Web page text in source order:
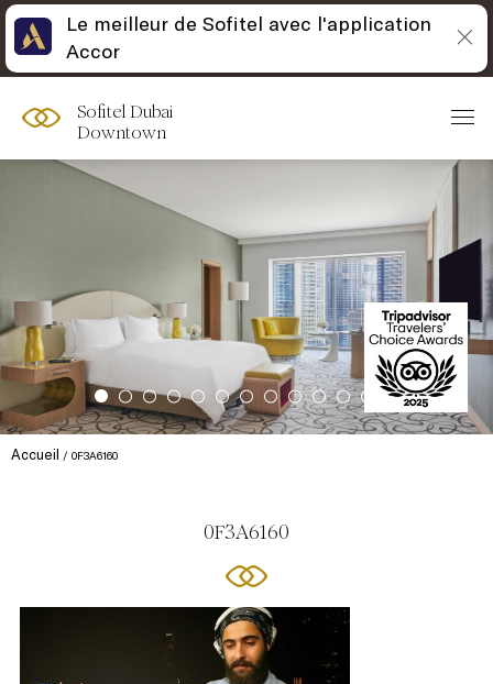
Sofitel Dubai
Downtown
Accueil 0F3A6160
0F3A6160
Le meilleur de Sofitel avec l'application
Accor